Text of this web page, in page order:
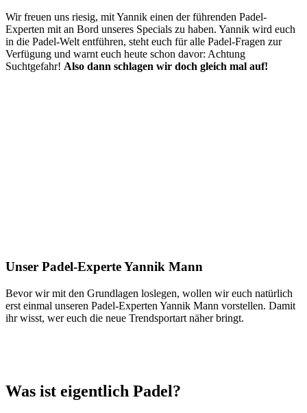
Wir freuen uns riesig, mit Yannik einen der führenden Padel-
Experten mit an Bord unseres Specials zu haben. Yannik wird euch
in die Padel-Welt entführen, steht euch für alle Padel-Fragen zur
Verfügung und warnt euch heute schon davor: Achtung
Suchtgefahr! Also dann schlagen wir doch gleich mal auf!
Unser Padel-Experte Yannik Mann
Bevor wir mit den Grundlagen loslegen, wollen wir euch natürlich
erst einmal unseren Padel-Experten Yannik Mann vorstellen. Damit
ihr wisst, wer euch die neue Trendsportart näher bringt.
Was ist eigentlich Padel?